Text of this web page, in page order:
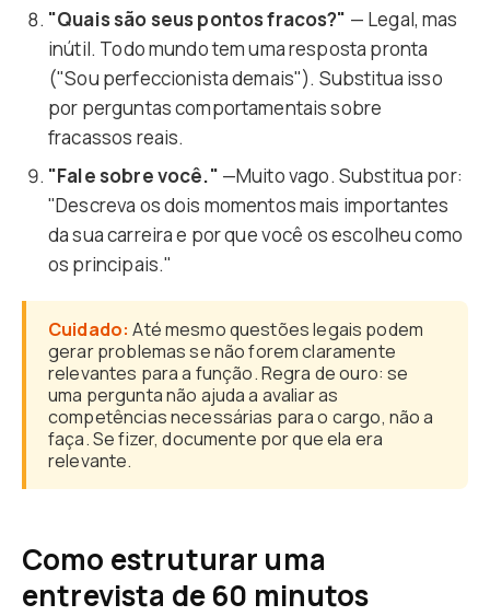
"Quais são seus pontos fracos?" — Legal, mas
inútil. Todo mundo tem uma resposta pronta
("Sou perfeccionista demais"). Substitua isso
por perguntas comportamentais sobre
fracassos reais.
"Fale sobre você." —Muito vago. Substitua por:
"Descreva os dois momentos mais importantes
da sua carreira e por que você os escolheu como
os principais."
Cuidado: Até mesmo questões legais podem
gerar problemas se não forem claramente
relevantes para a função. Regra de ouro: se
uma pergunta não ajuda a avaliar as
competências necessárias para o cargo, não a
faça. Se fizer, documente por que ela era
relevante.
Como estruturar uma
entrevista de 60 minutos